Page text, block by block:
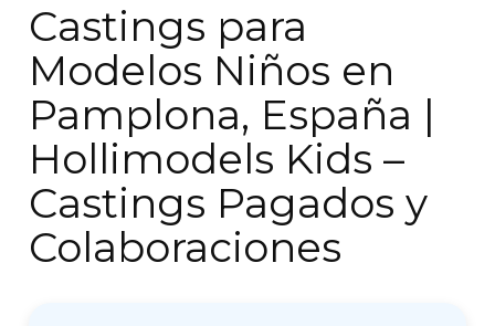
Castings para
Modelos Niños en
Pamplona, España |
Hollimodels Kids –
Castings Pagados y
Colaboraciones